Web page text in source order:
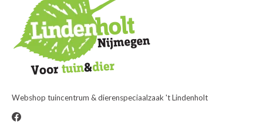
Webshop tuincentrum & dierenspeciaalzaak 't Lindenholt